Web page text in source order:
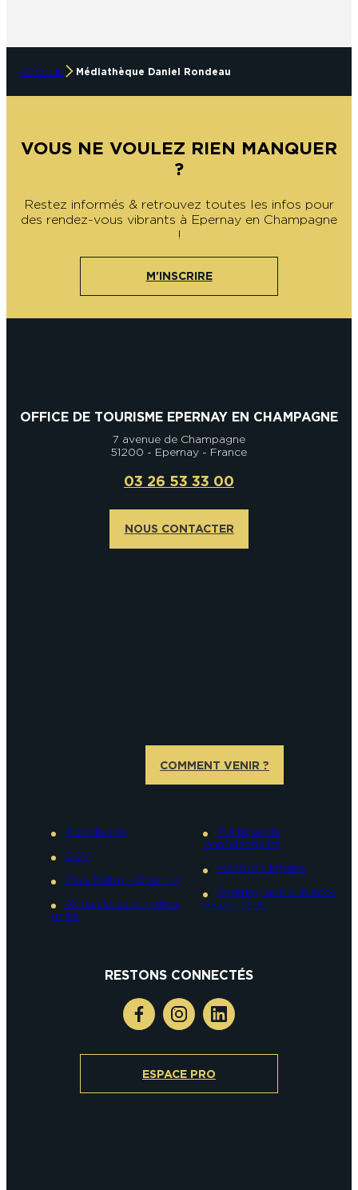
ACCUEIL Médiathèque Daniel Rondeau
VOUS NE VOULEZ RIEN MANQUER
?
Restez informés & retrouvez toutes les infos pour
des rendez-vous vibrants à Epernay en Champagne
!
M'INSCRIRE
OFFICE DE TOURISME EPERNAY EN CHAMPAGNE
7 avenue de Champagne
51200 - Epernay - France
03 26 53 33 00
NOUS CONTACTER
COMMENT VENIR ?
Plan du site
CGV
Pass Reims – Epernay
Adresses et numéros
utiles
Politique de
confidentialité
Mentions légales
Epernay, une ville éco-
responsable
RESTONS CONNECTÉS
ESPACE PRO